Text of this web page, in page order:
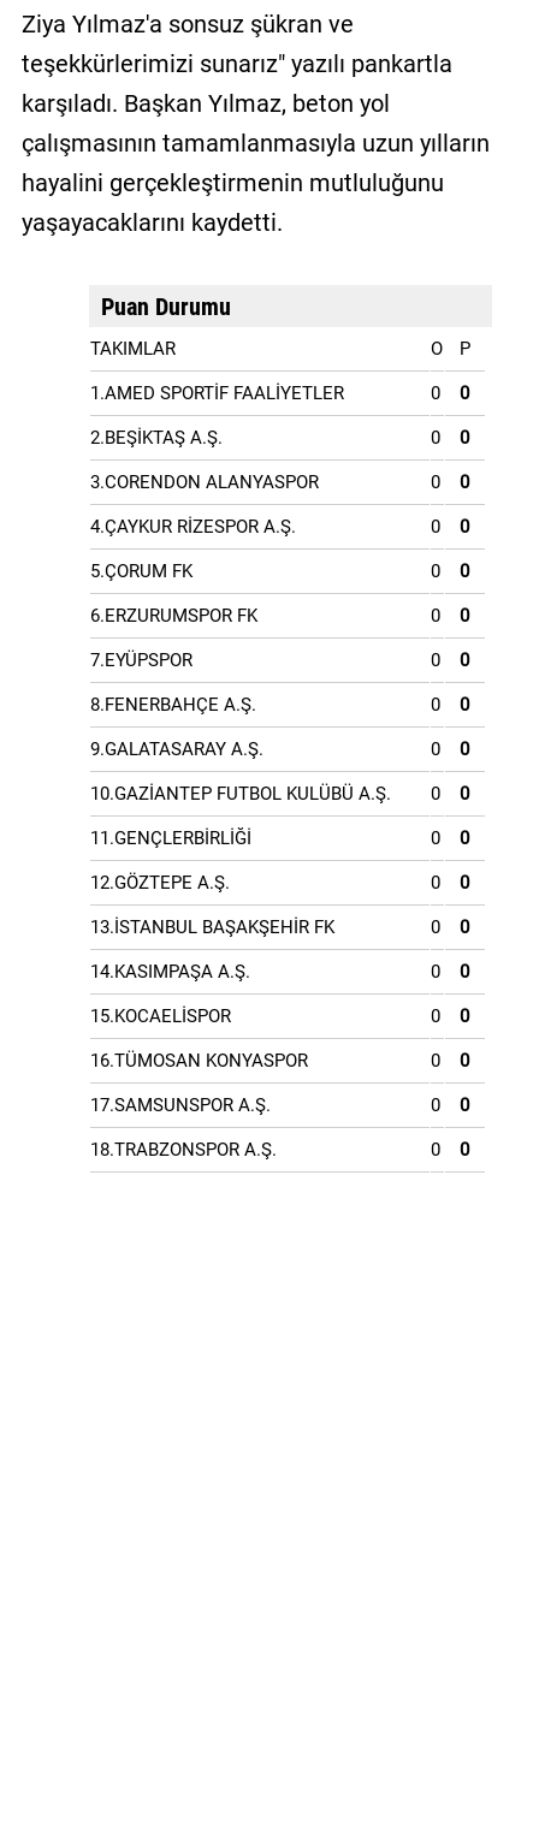
Ziya Yılmaz'a sonsuz şükran ve
teşekkürlerimizi sunarız" yazılı pankartla
karşıladı. Başkan Yılmaz, beton yol
çalışmasının tamamlanmasıyla uzun yılların
hayalini gerçekleştirmenin mutluluğunu
yaşayacaklarını kaydetti.
Puan Durumu
TAKIMLAR O P
1.AMED SPORTİF FAALİYETLER 0 0
2.BEŞİKTAŞ A.Ş. 0 0
3.CORENDON ALANYASPOR 0 0
4.ÇAYKUR RİZESPOR A.Ş. 0 0
5.ÇORUM FK 0 0
6.ERZURUMSPOR FK 0 0
7.EYÜPSPOR 0 0
8.FENERBAHÇE A.Ş. 0 0
9.GALATASARAY A.Ş. 0 0
10.GAZİANTEP FUTBOL KULÜBÜ A.Ş. 0 0
11.GENÇLERBİRLİĞİ 0 0
12.GÖZTEPE A.Ş. 0 0
13.İSTANBUL BAŞAKŞEHİR FK 0 0
14.KASIMPAŞA A.Ş. 0 0
15.KOCAELİSPOR 0 0
16.TÜMOSAN KONYASPOR 0 0
17.SAMSUNSPOR A.Ş. 0 0
18.TRABZONSPOR A.Ş. 0 0